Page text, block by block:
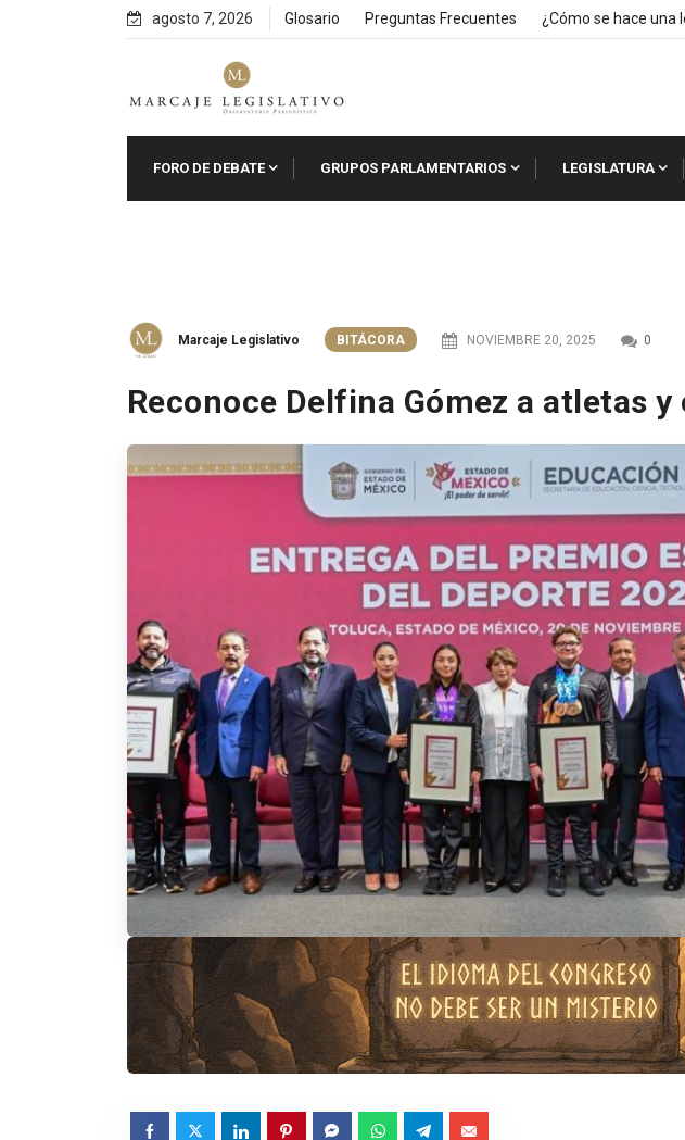
agosto 7, 2026 Glosario Preguntas Frecuentes ¿Cómo se hace una
FORO DE DEBATE GRUPOS PARLAMENTARIOS LEGISLATURA
Marcaje Legislativo BITÁCORA NOVIEMBRE 20, 2025 0
Reconoce Delfina Gómez a atletas